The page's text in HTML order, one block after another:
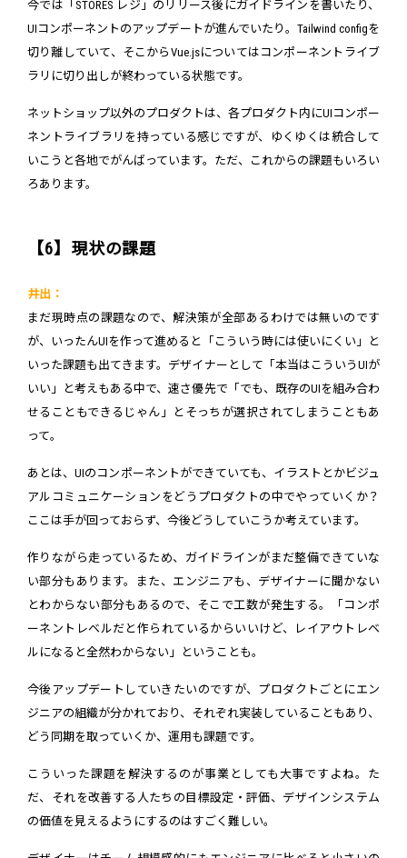
今では「STORES レジ」のリリース後にガイドラインを書いたり、
UIコンポーネントのアップデートが進んでいたり。Tailwind configを
切り離していて、そこからVue.jsについてはコンポーネントライブ
ラリに切り出しが終わっている状態です。
ネットショップ以外のプロダクトは、各プロダクト内にUIコンポー
ネントライブラリを持っている感じですが、ゆくゆくは統合して
いこうと各地でがんばっています。ただ、これからの課題もいろい
ろあります。
【6】現状の課題
井出：
まだ現時点の課題なので、解決策が全部あるわけでは無いのです
が、いったんUIを作って進めると「こういう時には使いにくい」と
いった課題も出てきます。デザイナーとして「本当はこういうUIが
いい」と考えもある中で、速さ優先で「でも、既存のUIを組み合わ
せることもできるじゃん」とそっちが選択されてしまうこともあ
って。
あとは、UIのコンポーネントができていても、イラストとかビジュ
アルコミュニケーションをどうプロダクトの中でやっていくか？
ここは手が回っておらず、今後どうしていこうか考えています。
作りながら走っているため、ガイドラインがまだ整備できていな
い部分もあります。また、エンジニアも、デザイナーに聞かない
とわからない部分もあるので、そこで工数が発生する。「コンポ
ーネントレベルだと作られているからいいけど、レイアウトレベ
ルになると全然わからない」ということも。
今後アップデートしていきたいのですが、プロダクトごとにエン
ジニアの組織が分かれており、それぞれ実装していることもあり、
どう同期を取っていくか、運用も課題です。
こういった課題を解決するのが事業としても大事ですよね。た
だ、それを改善する人たちの目標設定・評価、デザインシステム
の価値を見えるようにするのはすごく難しい。